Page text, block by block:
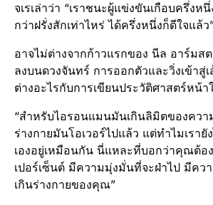
จเรเล่าว่า “เราชนะผู้แข่งขันเกือบครึ่งห
กว่าฝรั่งสักเท่าไหร่ ได้ครึ่งหนึ่งก็ดีใจแล้ว
อาจไม่ต่างจากก้าวแรกของ นีล อาร์มสต
ลงบนดวงจันทร์ การออกตัวและวิ่งเข้าสู่
ต่างอะไรกับการเขียนประวัติศาสตร์หน้า
“สำหรับไอรอนแมนมันเกินลิมิตของควา
ร่างกายมันโอเวอร์ไปแล้ว แต่ทำไมเรายั
เองอยู่เหมือนกัน นี่แหละที่บอกว่าคุณต้อ
เปอร์เซ็นต์ มีความมุ่งมั่นที่จะฝ่าไป มีคว
เกินร่างกายของคุณ”